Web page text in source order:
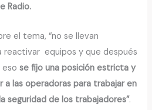
Radio.
el tema, “no se llevan
equipos y que después
se fijo una posición estricta y
a las operadoras para trabajar en
seguridad de los trabajadores”.